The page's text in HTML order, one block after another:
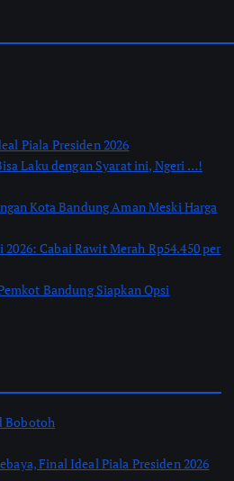
Piala Presiden 2026
Laku dengan Syarat ini, Ngeri …!
Kota Bandung Aman Meski Harga
Cabai Rawit Merah Rp54.450 per
Bandung Siapkan Opsi
Bobotoh
Final Ideal Piala Presiden 2026